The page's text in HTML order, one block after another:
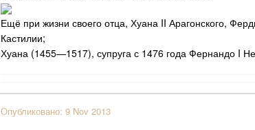
Ещё при жизни своего отца, Хуана II Арагонского,
Кастилии;
Хуана (1455—1517), супруга с 1476 года Фернандо I
Опубликовано:9 Nov 2013